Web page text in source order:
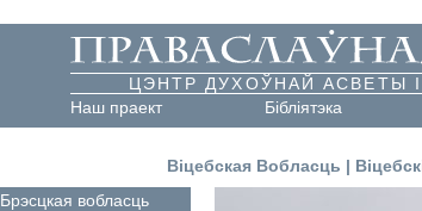
ЦЭНТР ДУХОЎНАЙ АСВЕТЫ
Наш праект
Бібліятэка
Віцебская Вобласць |
Брэсцкая вобласць